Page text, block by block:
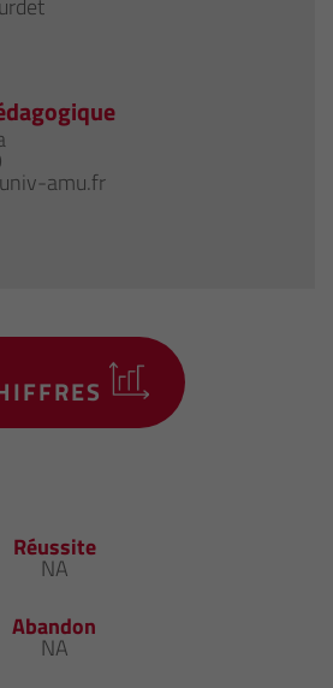
amu.fr
Réussite
NA
Abandon
NA